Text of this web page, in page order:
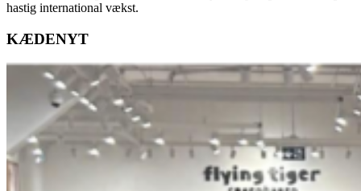
hastig international vækst.
KÆDENYT